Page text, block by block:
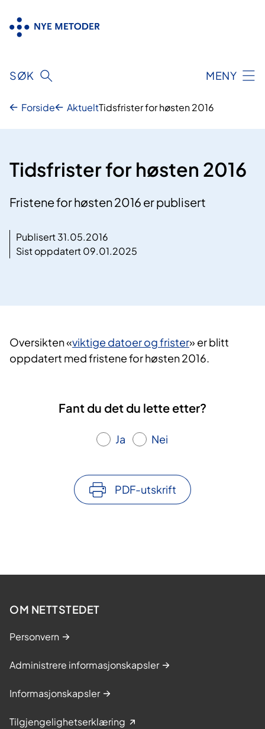
innhold
SØK MENY
Forside AktueltTidsfrister for høsten 2016
Tidsfrister for høsten 2016
Fristene for høsten 2016 er publisert
Publisert 31.05.2016
Sist oppdatert 09.01.2025
​Oversikten «viktige datoer og frister» er blitt
oppdatert med fristene for høsten 2016.
Fant du det du lette etter?
Ja Nei
PDF-utskrift
OM NETTSTEDET
Personvern
Administrere informasjonskapsler
Informasjonskapsler
Tilgjengelighetserklæring